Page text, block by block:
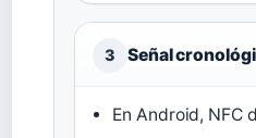
3 Señal
En Android, NFC